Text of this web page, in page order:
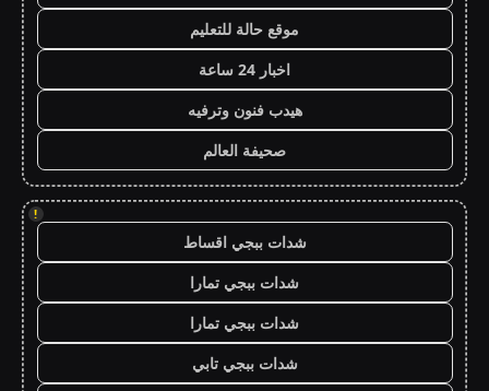
موقع حالة للتعليم
اخبار 24 ساعة
هيدب فنون وترفيه
صحيفة العالم
!
شدات ببجي اقساط
شدات ببجي تمارا
شدات ببجي تمارا
شدات ببجي تابي